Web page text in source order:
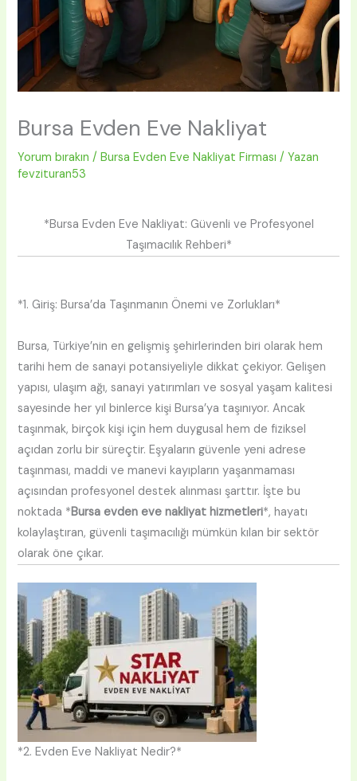
Bursa Evden Eve Nakliyat
Yorum bırakın /Bursa Evden Eve Nakliyat Firması / Yazan
fevzituran53
*Bursa Evden Eve Nakliyat: Güvenli ve Profesyonel
Taşımacılık Rehberi*
*1. Giriş: Bursa’da Taşınmanın Önemi ve Zorlukları*
Bursa, Türkiye’nin en gelişmiş şehirlerinden biri olarak hem
tarihi hem de sanayi potansiyeliyle dikkat çekiyor. Gelişen
yapısı, ulaşım ağı, sanayi yatırımları ve sosyal yaşam kalitesi
sayesinde her yıl binlerce kişi Bursa’ya taşınıyor. Ancak
taşınmak, birçok kişi için hem duygusal hem de fiziksel
açıdan zorlu bir süreçtir. Eşyaların güvenle yeni adrese
taşınması, maddi ve manevi kayıpların yaşanmaması
açısından profesyonel destek alınması şarttır. İşte bu
noktada *Bursa evden eve nakliyat hizmetleri*, hayatı
kolaylaştıran, güvenli taşımacılığı mümkün kılan bir sektör
olarak öne çıkar.
*2. Evden Eve Nakliyat Nedir?*